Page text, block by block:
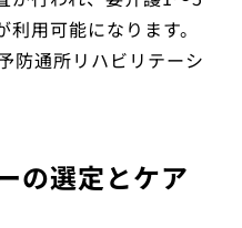
用可能になります。
防通所リハビリテーシ
の選定とケア